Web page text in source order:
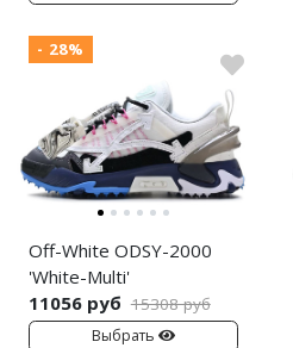
- 28%
Off-White ODSY-2000
'White-Multi'
11056 руб 15308 руб
Выбрать